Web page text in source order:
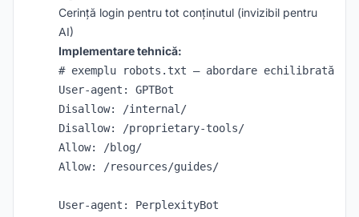
Cerință login pentru tot conținutul (invizibil pentru
AI)
Implementare tehnică:
# exemplu robots.txt – abordare echilibrată
User-agent: GPTBot
Disallow: /internal/
Disallow: /proprietary-tools/
Allow: /blog/
Allow: /resources/guides/
User-agent: PerplexityBot